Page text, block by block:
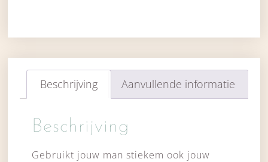
Beschrijving Aanvullende informatie
Beschrijving
Gebruikt jouw man stiekem ook jouw